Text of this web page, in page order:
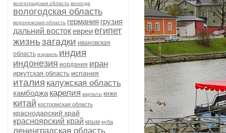
волгоградская область вологда
вологодская область
воронежская область германия грузия
дальний востокевреиегипет
жизньзагадки ивановская
область израиль индия
индонезия иордания иран
иркутская область испания
италия калужская область
камбоджа карелия карпаты кижи
китай костромская область
краснодарский край
красноярский край крым куба
ленинградская область